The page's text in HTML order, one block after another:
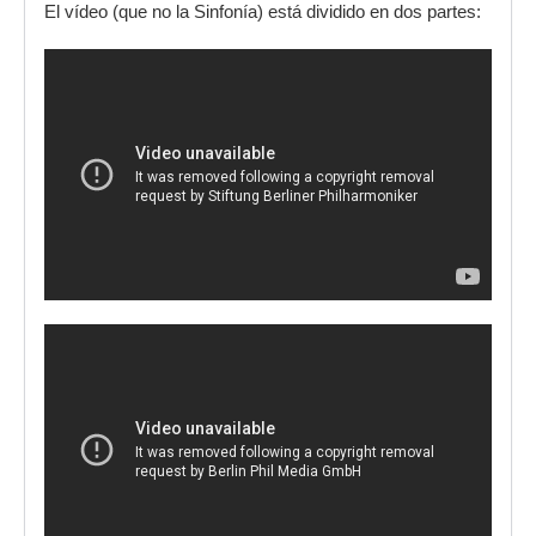
El vídeo (que no la Sinfonía) está dividido en dos partes: